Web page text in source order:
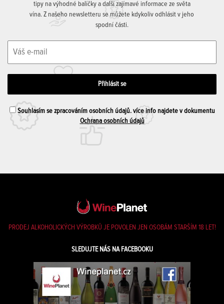
tipy na výhodné balíčky a další zajímavé informace ze světa
vína. Z našeho newsletteru se můžete kdykoliv odhlásit v jeho
spodní části.
Souhlasím se zpracováním osobních údajů. více info najdete v dokumentu
Ochrana osobních údajů
PRODEJ ALKOHOLICKÝCH VÝROBKŮ JE POVOLEN JEN OSOBÁM STARŠÍM 18 LET!
SLEDUJTE NÁS NA FACEBOOKU